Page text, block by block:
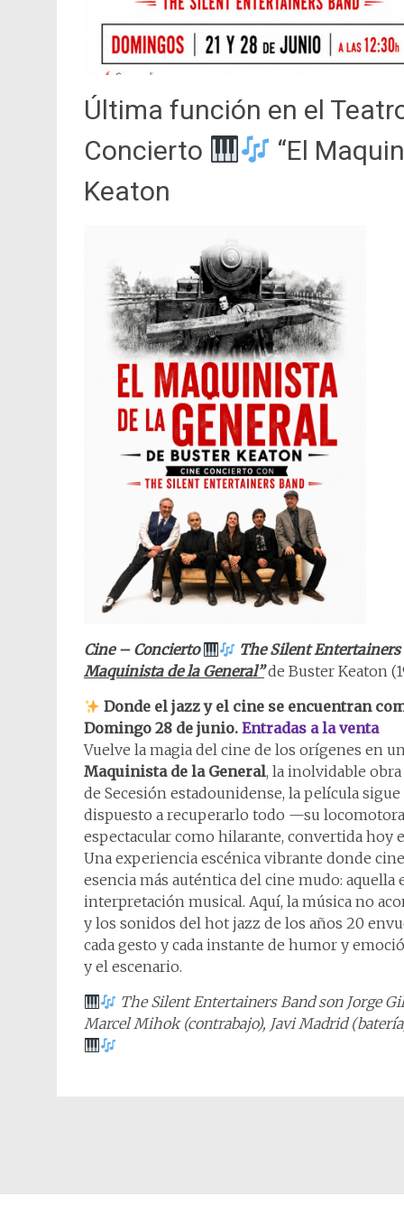
Última función en el
Concierto
“El
Keaton
Cine – Concierto
The Silent
Maquinista de la General”de Buster Keaton
Donde el jazz y el cine se encuentran
Domingo 28 de junio. Entradas a la venta
Vuelve la magia del cine de los orígenes en
Maquinista de la General, la inolvidable
de Secesión estadounidense, la película
dispuesto a recuperarlo todo —su
espectacular como hilarante, convertida hoy
Una experiencia escénica vibrante donde
esencia más auténtica del cine mudo:
interpretación musical. Aquí, la música no
y los sonidos del hot jazz de los años 20
cada gesto y cada instante de humor y
y el escenario.
The Silent Entertainers Band son Jorge
Marcel Mihok (contrabajo), Javi Madrid